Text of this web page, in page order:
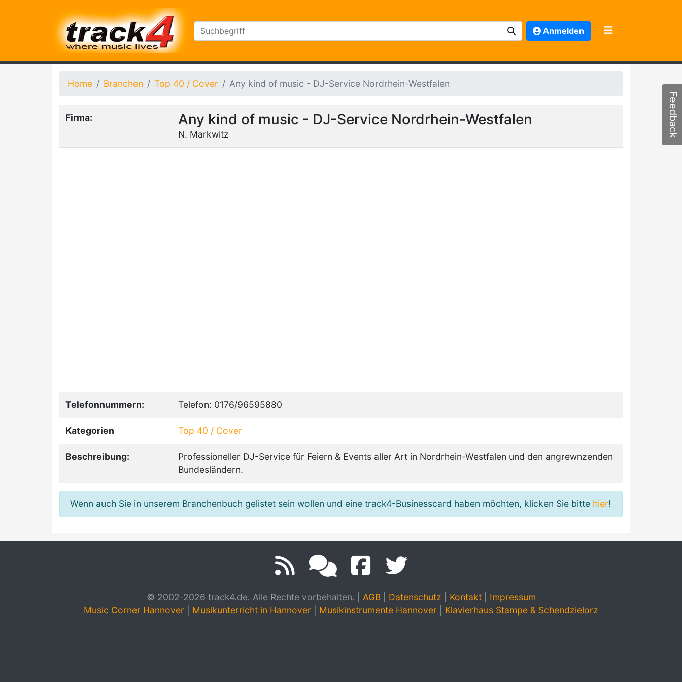
Anmelden
Home Branchen Top 40 / Cover Any kind of music - DJ-Service Nordrhein-Westfalen
Firma: Any kind of music - DJ-Service Nordrhein-Westfalen
N. Markwitz
Telefonnummern: Telefon: 0176/96595880
Kategorien Top 40 / Cover
Beschreibung:
Professioneller DJ-Service für Feiern & Events aller Art in Nordrhein-Westfalen und den angrewnzenden
Bundesländern.
Wenn auch Sie in unserem Branchenbuch gelistet sein wollen und eine track4-Businesscard haben möchten, klicken Sie bitte hier!
© 2002-2026 track4.de. Alle Rechte vorbehalten. AGB| Datenschutz Kontakt| Impressum
Music Corner Hannover
Musikunterricht in Hannover Musikinstrumente Hannover Klavierhaus Stampe & Schendzielorz
Feedback